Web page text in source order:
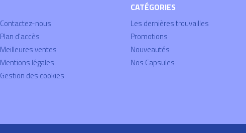
Contactez-nous
Plan d'accès
Meilleures ventes
Mentions légales
Gestion des cookies
CATÉGORIES
Les dernières trouvailles
Promotions
Nouveautés
Nos Capsules